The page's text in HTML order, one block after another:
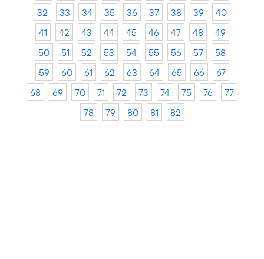
32
33 34 35 36 37 38 39
40
41
42 43 44 45 46 47 48
49
50
51 52 53 54 55 56 57
58
59
60 61 62 63 64 65 66
67
68
69 70 71 72 73 74 75 76
77
78
79 80 81 82